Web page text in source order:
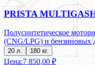
PRISTA
Полусинтетическое
(CNG/LPG) и бензиновых
20 л. 180 кг.
Цена:7 850,00 ₽